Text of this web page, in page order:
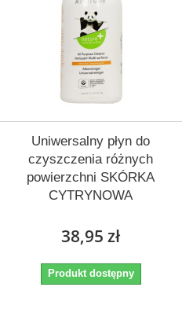
Uniwersalny płyn do
czyszczenia różnych
powierzchni SKÓRKA
CYTRYNOWA
38,95 zł
Produkt dostępny